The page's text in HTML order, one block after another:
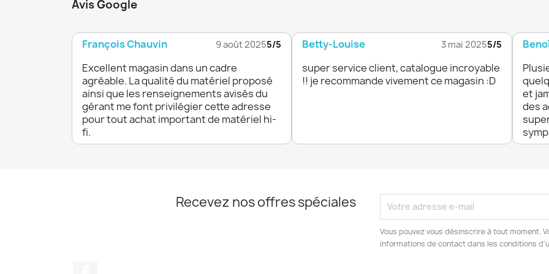
Avis Google
François Chauvin 9 août 20255/5
Excellent magasin dans un cadre
agréable. La qualité du matériel proposé
ainsi que les renseignements avisés du
gérant me font privilégier cette adresse
pour tout achat important de matériel hi-
fi.
Betty-Louise 3 mai 20255/5
super service client, catalogue incroyable
!! je recommande vivement ce magasin :D
et
des
Recevez nos offres spéciales
Vous pouvez vous désinscrire à tout moment.
informations de contact dans les conditions